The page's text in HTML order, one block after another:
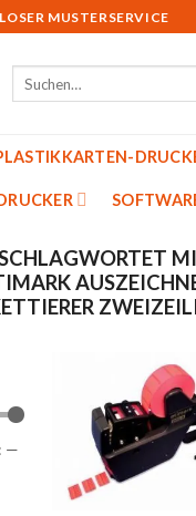
MUSTERSERVICE
—